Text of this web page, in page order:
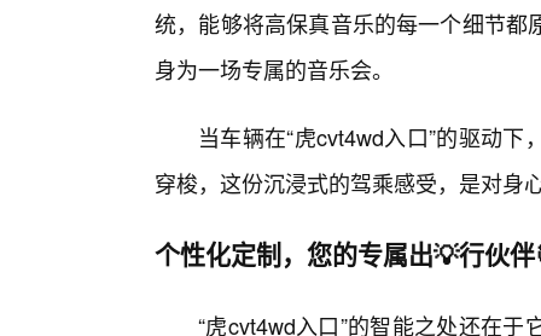
统，能够将高保真音乐的每一个细节
身为一场专属的音乐会。
当车辆在“虎cvt4wd入口”的驱动
穿梭，这份沉浸式的驾乘感受，是对身
个性化定制，您的专属出💡行伙
“虎cvt4wd入口”的智能之处还在